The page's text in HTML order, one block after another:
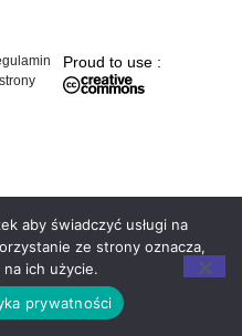
strony
Proud to use :
aby świadczyć usługi na
ze strony oznacza,
ich użycie.
prywatności